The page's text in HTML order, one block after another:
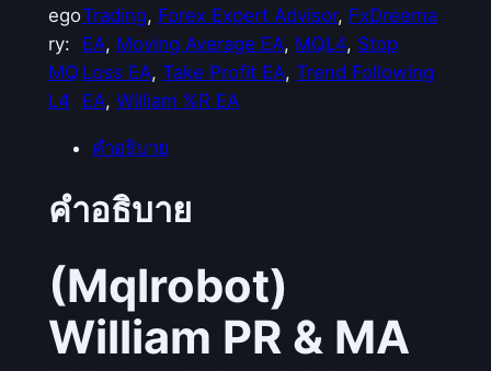
ว
น
(
M
o
o
t
)
W
ego
ry:
MQ
L4
Trading, Forex Expert Advisor, FxDreema
EA, Moving Average EA, MQL4, Stop
Loss EA, Take Profit EA, Trend Following
EA, William %R EA
คำอธิบาย
คำอธิบาย
(Mqlrobot)
William PR & MA